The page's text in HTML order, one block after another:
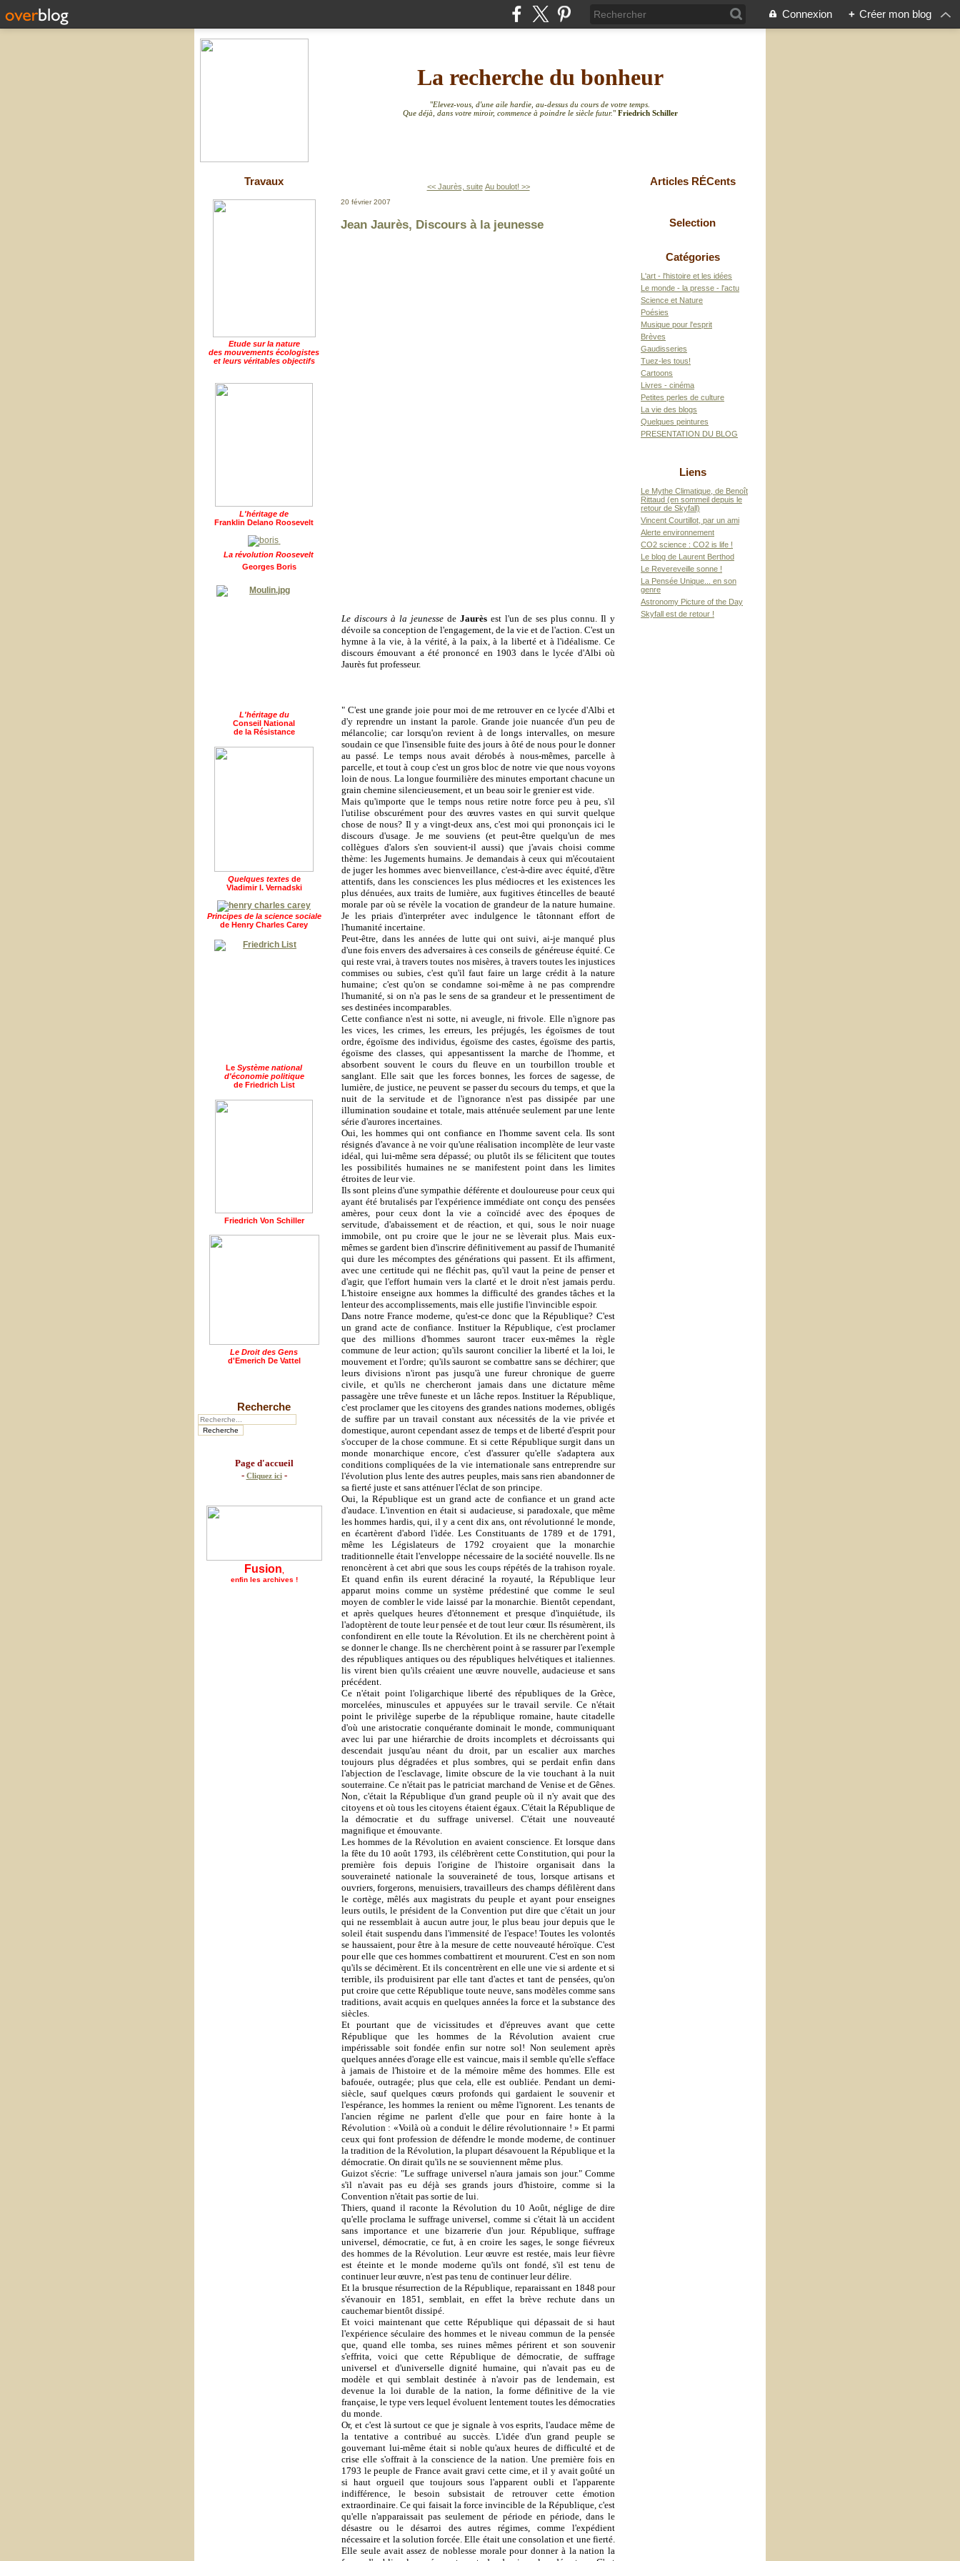
Connexion + Créer mon blog
La recherche du bonheur
"Elevez-vous, d'une aile hardie, au-dessus du cours de votre temps.
Que déjà, dans votre miroir, commence à poindre le siècle futur." Friedrich Schiller
Travaux
Etude sur la nature
des mouvements écologistes
et leurs véritables objectifs
L'héritage de
Franklin Delano Roosevelt
La révolution Roosevelt
Georges Boris
L'héritage du
Conseil National
de la Résistance
Quelques textes de
Vladimir I. Vernadski
Principes de la science sociale
de Henry Charles Carey
Le Système national
d'économie politique
de Friedrich List
Friedrich Von Schiller
Le Droit des Gens
d'Emerich De Vattel
Recherche
Page d'accueil
- Cliquez ici-
Fusion
enfin les archives !
<< Jaurès, suite Au boulot! >>
20 février 2007
Jean Jaurès, Discours à la jeunesse
Le discours à la jeunesse de Jaurès est l'un de ses plus connu. Il y
dévoile sa conception de l'engagement, de la vie et de l'action. C'est un
hymne à la vie, à la vérité, à la paix, à la liberté et à l'idéalisme. Ce
discours émouvant a été prononcé en 1903 dans le lycée d'Albi où
Jaurès fut professeur.
" C'est une grande joie pour moi de me retrouver en ce lycée d'Albi et
d'y reprendre un instant la parole. Grande joie nuancée d'un peu de
mélancolie; car lorsqu'on revient à de longs intervalles, on mesure
soudain ce que l'insensible fuite des jours à ôté de nous pour le donner
au passé. Le temps nous avait dérobés à nous-mêmes, parcelle à
parcelle, et tout à coup c'est un gros bloc de notre vie que nous voyons
loin de nous. La longue fourmilière des minutes emportant chacune un
grain chemine silencieusement, et un beau soir le grenier est vide.
Mais qu'importe que le temps nous retire notre force peu à peu, s'il
l'utilise obscurément pour des œuvres vastes en qui survit quelque
chose de nous? Il y a vingt-deux ans, c'est moi qui prononçais ici le
discours d'usage. Je me souviens (et peut-être quelqu'un de mes
collègues d'alors s'en souvient-il aussi) que j'avais choisi comme
thème: les Jugements humains. Je demandais à ceux qui m'écoutaient
de juger les hommes avec bienveillance, c'est-à-dire avec équité, d'être
attentifs, dans les consciences les plus médiocres et les existences les
plus dénuées, aux traits de lumière, aux fugitives étincelles de beauté
morale par où se révèle la vocation de grandeur de la nature humaine.
Je les priais d'interpréter avec indulgence le tâtonnant effort de
l'humanité incertaine.
Peut-être, dans les années de lutte qui ont suivi, ai-je manqué plus
d'une fois envers des adversaires à ces conseils de généreuse équité. Ce
qui reste vrai, à travers toutes nos misères, à travers toutes les injustices
commises ou subies, c'est qu'il faut faire un large crédit à la nature
humaine; c'est qu'on se condamne soi-même à ne pas comprendre
l'humanité, si on n'a pas le sens de sa grandeur et le pressentiment de
ses destinées incomparables.
Cette confiance n'est ni sotte, ni aveugle, ni frivole. Elle n'ignore pas
les vices, les crimes, les erreurs, les préjugés, les égoïsmes de tout
ordre, égoïsme des individus, égoïsme des castes, égoïsme des partis,
égoïsme des classes, qui appesantissent la marche de l'homme, et
absorbent souvent le cours du fleuve en un tourbillon trouble et
sanglant. Elle sait que les forces bonnes, les forces de sagesse, de
lumière, de justice, ne peuvent se passer du secours du temps, et que la
nuit de la servitude et de l'ignorance n'est pas dissipée par une
illumination soudaine et totale, mais atténuée seulement par une lente
série d'aurores incertaines.
Oui, les hommes qui ont confiance en l'homme savent cela. Ils sont
résignés d'avance à ne voir qu'une réalisation incomplète de leur vaste
idéal, qui lui-même sera dépassé; ou plutôt ils se félicitent que toutes
les possibilités humaines ne se manifestent point dans les limites
étroites de leur vie.
Ils sont pleins d'une sympathie déférente et douloureuse pour ceux qui
ayant été brutalisés par l'expérience immédiate ont conçu des pensées
amères, pour ceux dont la vie a coïncidé avec des époques de
servitude, d'abaissement et de réaction, et qui, sous le noir nuage
immobile, ont pu croire que le jour ne se lèverait plus. Mais eux-
mêmes se gardent bien d'inscrire définitivement au passif de l'humanité
qui dure les mécomptes des générations qui passent. Et ils affirment,
avec une certitude qui ne fléchit pas, qu'il vaut la peine de penser et
d'agir, que l'effort humain vers la clarté et le droit n'est jamais perdu.
L'histoire enseigne aux hommes la difficulté des grandes tâches et la
lenteur des accomplissements, mais elle justifie l'invincible espoir.
Dans notre France moderne, qu'est-ce donc que la République? C'est
un grand acte de confiance. Instituer la République, c'est proclamer
que des millions d'hommes sauront tracer eux-mêmes la règle
commune de leur action; qu'ils sauront concilier la liberté et la loi, le
mouvement et l'ordre; qu'ils sauront se combattre sans se déchirer; que
leurs divisions n'iront pas jusqu'à une fureur chronique de guerre
civile, et qu'ils ne chercheront jamais dans une dictature même
passagère une trêve funeste et un lâche repos. Instituer la République,
c'est proclamer que les citoyens des grandes nations modernes, obligés
de suffire par un travail constant aux nécessités de la vie privée et
domestique, auront cependant assez de temps et de liberté d'esprit pour
s'occuper de la chose commune. Et si cette République surgit dans un
monde monarchique encore, c'est d'assurer qu'elle s'adaptera aux
conditions compliquées de la vie internationale sans entreprendre sur
l'évolution plus lente des autres peuples, mais sans rien abandonner de
sa fierté juste et sans atténuer l'éclat de son principe.
Oui, la République est un grand acte de confiance et un grand acte
d'audace. L'invention en était si audacieuse, si paradoxale, que même
les hommes hardis, qui, il y a cent dix ans, ont révolutionné le monde,
en écartèrent d'abord l'idée. Les Constituants de 1789 et de 1791,
même les Législateurs de 1792 croyaient que la monarchie
traditionnelle était l'enveloppe nécessaire de la société nouvelle. Ils ne
renoncèrent à cet abri que sous les coups répétés de la trahison royale.
Et quand enfin ils eurent déraciné la royauté, la République leur
apparut moins comme un système prédestiné que comme le seul
moyen de combler le vide laissé par la monarchie. Bientôt cependant,
et après quelques heures d'étonnement et presque d'inquiétude, ils
l'adoptèrent de toute leur pensée et de tout leur cœur. Ils résumèrent, ils
confondirent en elle toute la Révolution. Et ils ne cherchèrent point à
se donner le change. Ils ne cherchèrent point à se rassurer par l'exemple
des républiques antiques ou des républiques helvétiques et italiennes.
lis virent bien qu'ils créaient une œuvre nouvelle, audacieuse et sans
précédent.
Ce n'était point l'oligarchique liberté des républiques de la Grèce,
morcelées, minuscules et appuyées sur le travail servile. Ce n'était
point le privilège superbe de la république romaine, haute citadelle
d'où une aristocratie conquérante dominait le monde, communiquant
avec lui par une hiérarchie de droits incomplets et décroissants qui
descendait jusqu'au néant du droit, par un escalier aux marches
toujours plus dégradées et plus sombres, qui se perdait enfin dans
l'abjection de l'esclavage, limite obscure de la vie touchant à la nuit
souterraine. Ce n'était pas le patriciat marchand de Venise et de Gênes.
Non, c'était la République d'un grand peuple où il n'y avait que des
citoyens et où tous les citoyens étaient égaux. C'était la République de
la démocratie et du suffrage universel. C'était une nouveauté
magnifique et émouvante.
Les hommes de la Révolution en avaient conscience. Et lorsque dans
la fête du 10 août 1793, ils célébrèrent cette Constitution, qui pour la
première fois depuis l'origine de l'histoire organisait dans la
souveraineté nationale la souveraineté de tous, lorsque artisans et
ouvriers, forgerons, menuisiers, travailleurs des champs défilèrent dans
le cortège, mêlés aux magistrats du peuple et ayant pour enseignes
leurs outils, le président de la Convention put dire que c'était un jour
qui ne ressemblait à aucun autre jour, le plus beau jour depuis que le
soleil était suspendu dans l'immensité de l'espace! Toutes les volontés
se haussaient, pour être à la mesure de cette nouveauté héroïque. C'est
pour elle que ces hommes combattirent et moururent. C'est en son nom
qu'ils se décimèrent. Et ils concentrèrent en elle une vie si ardente et si
terrible, ils produisirent par elle tant d'actes et tant de pensées, qu'on
put croire que cette République toute neuve, sans modèles comme sans
traditions, avait acquis en quelques années la force et la substance des
siècles.
Et pourtant que de vicissitudes et d'épreuves avant que cette
République que les hommes de la Révolution avaient crue
impérissable soit fondée enfin sur notre sol! Non seulement après
quelques années d'orage elle est vaincue, mais il semble qu'elle s'efface
à jamais de l'histoire et de la mémoire même des hommes. Elle est
bafouée, outragée; plus que cela, elle est oubliée. Pendant un demi-
siècle, sauf quelques cœurs profonds qui gardaient le souvenir et
l'espérance, les hommes la renient ou même l'ignorent. Les tenants de
l'ancien régime ne parlent d'elle que pour en faire honte à la
Révolution : «Voilà où a conduit le délire révolutionnaire ! » Et parmi
ceux qui font profession de défendre le monde moderne, de continuer
la tradition de la Révolution, la plupart désavouent la République et la
démocratie. On dirait qu'ils ne se souviennent même plus.
Guizot s'écrie: "Le suffrage universel n'aura jamais son jour." Comme
s'il n'avait pas eu déjà ses grands jours d'histoire, comme si la
Convention n'était pas sortie de lui.
Thiers, quand il raconte la Révolution du 10 Août, néglige de dire
qu'elle proclama le suffrage universel, comme si c'était là un accident
sans importance et une bizarrerie d'un jour. République, suffrage
universel, démocratie, ce fut, à en croire les sages, le songe fiévreux
des hommes de la Révolution. Leur œuvre est restée, mais leur fièvre
est éteinte et le monde moderne qu'ils ont fondé, s'il est tenu de
continuer leur œuvre, n'est pas tenu de continuer leur délire.
Et la brusque résurrection de la République, reparaissant en 1848 pour
s'évanouir en 1851, semblait, en effet la brève rechute dans un
cauchemar bientôt dissipé.
Et voici maintenant que cette République qui dépassait de si haut
l'expérience séculaire des hommes et le niveau commun de la pensée
que, quand elle tomba, ses ruines mêmes périrent et son souvenir
s'effrita, voici que cette République de démocratie, de suffrage
universel et d'universelle dignité humaine, qui n'avait pas eu de
modèle et qui semblait destinée à n'avoir pas de lendemain, est
devenue la loi durable de la nation, la forme définitive de la vie
française, le type vers lequel évoluent lentement toutes les démocraties
du monde.
Or, et c'est là surtout ce que je signale à vos esprits, l'audace même de
la tentative a contribué au succès. L'idée d'un grand peuple se
gouvernant lui-même était si noble qu'aux heures de difficulté et de
crise elle s'offrait à la conscience de la nation. Une première fois en
1793 le peuple de France avait gravi cette cime, et il y avait goûté un
si haut orgueil que toujours sous l'apparent oubli et l'apparente
indifférence, le besoin subsistait de retrouver cette émotion
extraordinaire. Ce qui faisait la force invincible de la République, c'est
qu'elle n'apparaissait pas seulement de période en période, dans le
désastre ou le désarroi des autres régimes, comme l'expédient
nécessaire et la solution forcée. Elle était une consolation et une fierté.
Elle seule avait assez de noblesse morale pour donner à la nation la
Articles RÉCents
Selection
Catégories
L'art - l'histoire et les idées
Le monde - la presse - l'actu
Science et Nature
Poésies
Musique pour l'esprit
Brèves
Gaudisseries
Tuez-les tous!
Cartoons
Livres - cinéma
Petites perles de culture
La vie des blogs
Quelques peintures
PRESENTATION DU BLOG
Liens
Le Mythe Climatique, de Benoît
Rittaud (en sommeil depuis le
retour de Skyfall)
Vincent Courtillot, par un ami
Alerte environnement
CO2 science : CO2 is life !
Le blog de Laurent Berthod
Le Revereveille sonne !
La Pensée Unique... en son
genre
Astronomy Picture of the Day
Skyfall est de retour !